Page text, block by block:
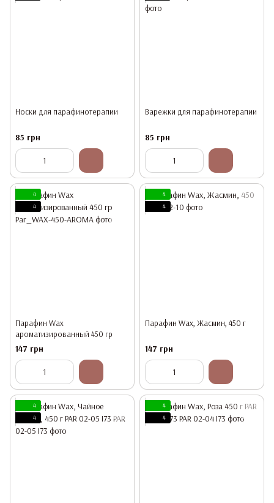
Носки для парафинотерапии
85 грн
Варежки для парафинотерапии
85 грн
4
4
Парафин Wax
ароматизированный 450 гр
147 грн
4
4
Парафин Wax, Жасмин, 450 г
147 грн
4
4
4
4